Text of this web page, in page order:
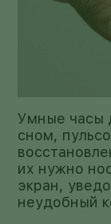
Умные часы
сном,
их нужно
экран,
неудобный